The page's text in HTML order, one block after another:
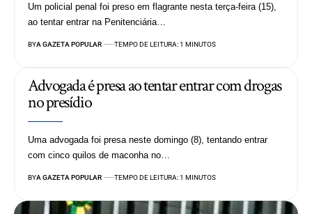
Um policial penal foi preso em flagrante nesta terça-feira (15),
ao tentar entrar na Penitenciária…
BYA GAZETA POPULAR TEMPO DE LEITURA: 1 MINUTOS
Advogada é presa ao tentar entrar com drogas
no presídio
Uma advogada foi presa neste domingo (8), tentando entrar
com cinco quilos de maconha no…
BYA GAZETA POPULAR TEMPO DE LEITURA: 1 MINUTOS